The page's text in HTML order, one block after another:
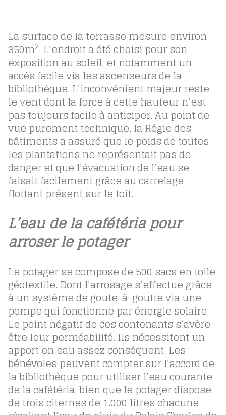
La surface de la terrasse mesure environ
350m2. L’endroit a été choisi pour son
exposition au soleil, et notamment un
accès facile via les ascenseurs de la
bibliothèque. L’inconvénient majeur reste
le vent dont la force à cette hauteur n’est
pas toujours facile à anticiper. Au point de
vue purement technique, la Régie des
bâtiments a assuré que le poids de toutes
les plantations ne représentait pas de
danger et que l’évacuation de l’eau se
faisait facilement grâce au carrelage
flottant présent sur le toit.
L’eau de la cafétéria pour
arroser le potager
Le potager se compose de 500 sacs en toile
géotextile. Dont l’arrosage s’effectue grâce
à un système de goute-à-goutte via une
pompe qui fonctionne par énergie solaire.
Le point négatif de ces contenants s’avère
être leur perméabilité. Ils nécessitent un
apport en eau assez conséquent. Les
bénévoles peuvent compter sur l’accord de
la bibliothèque pour utiliser l’eau courante
de la cafétéria, bien que le potager dispose
de trois citernes de 1.000 litres chacune